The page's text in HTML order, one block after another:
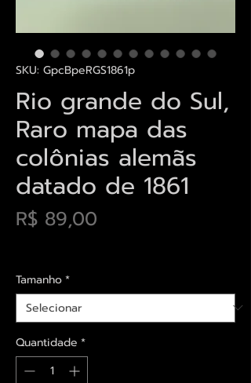
SKU: GpcBpeRGS1861p
Rio grande do Sul,
Raro mapa das
colônias alemãs
datado de 1861
R$ 89,00
Tamanho*
Quantidade *